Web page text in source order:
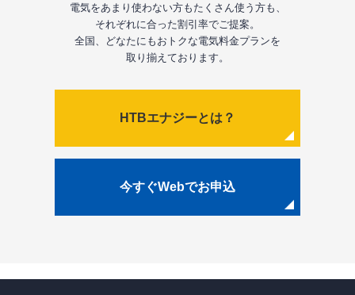
電気をあまり使わない方もたくさん使う方も、
それぞれに合った割引率でご提案。
全国、どなたにもおトクな電気料金プランを
取り揃えております。
HTBエナジーとは？
今すぐWebでお申込